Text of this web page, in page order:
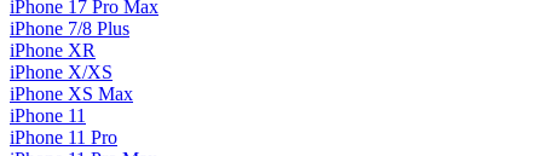
iPhone 17 Pro Max
iPhone 7/8 Plus
iPhone XR
iPhone X/XS
iPhone XS Max
iPhone 11
iPhone 11 Pro